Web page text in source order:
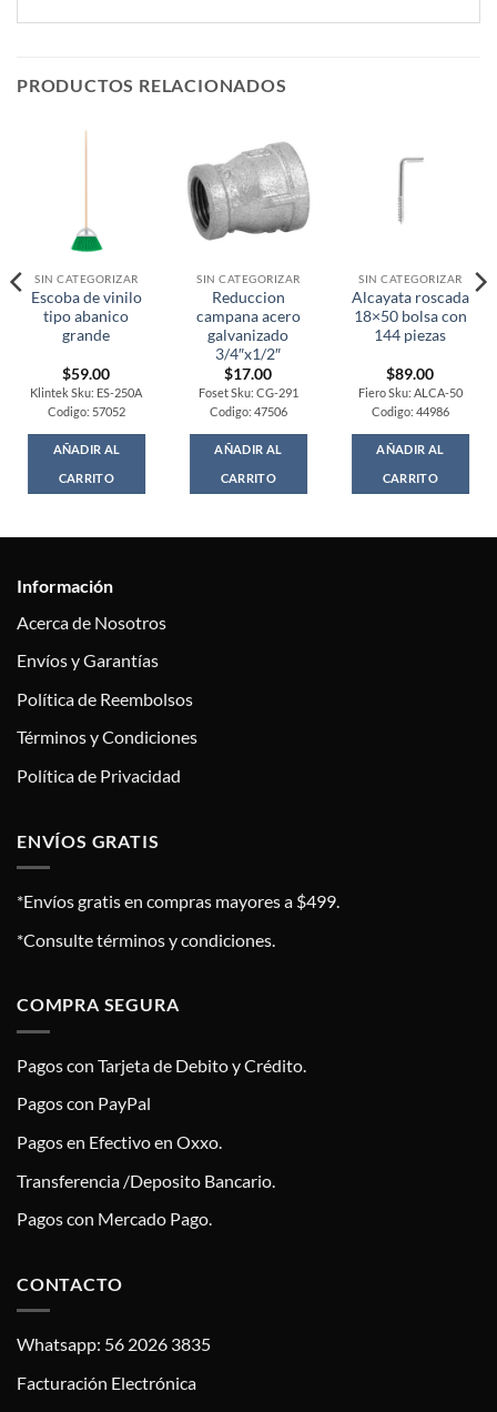
PRODUCTOS RELACIONADOS
SIN CATEGORIZAR
Escoba de vinilo
tipo abanico
grande
$59.00
Klintek Sku: ES-250A
Codigo: 57052
AÑADIR AL
CARRITO
SIN CATEGORIZAR
Reduccion
campana acero
galvanizado
3/4″x1/2″
$17.00
Foset Sku: CG-291
Codigo: 47506
AÑADIR AL
CARRITO
SIN CATEGORIZAR
Alcayata roscada
18×50 bolsa con
144 piezas
$89.00
Fiero Sku: ALCA-50
Codigo: 44986
AÑADIR AL
CARRITO
Información
Acerca de Nosotros
Envíos y Garantías
Política de Reembolsos
Términos y Condiciones
Política de Privacidad
ENVÍOS GRATIS
*Envíos gratis en compras mayores a $499.
*Consulte términos y condiciones.
COMPRA SEGURA
Pagos con Tarjeta de Debito y Crédito.
Pagos con PayPal
Pagos en Efectivo en Oxxo.
Transferencia /Deposito Bancario.
Pagos con Mercado Pago.
CONTACTO
Whatsapp: 56 2026 3835
Facturación Electrónica